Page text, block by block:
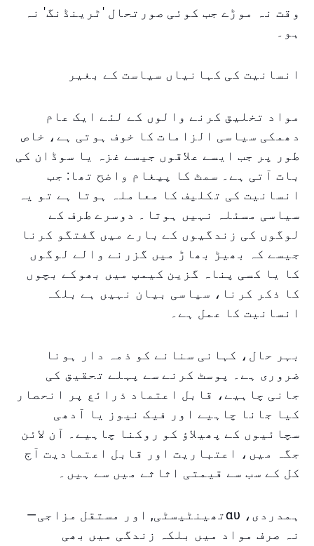
وقت نہ موڑے جب کوئی صورتحال 'ٹرینڈنگ' نہ
ہو۔
انسانیت کی کہانیاں سیاست کے بغیر
مواد تخلیق کرنے والوں کے لئے ایک عام
دھمکی سیاسی الزامات کا خوف ہوتی ہے، خاص
طور پر جب ایسے علاقوں جیسے غزہ یا سوڈان کی
بات آتی ہے۔ سمٹ کا پیغام واضح تھا: جب
انسانیت کی تکلیف کا معاملہ ہوتا ہے تو یہ
سیاسی مسئلہ نہیں ہوتا۔ دوسرے طرف کے
لوگوں کی زندگیوں کے بارے میں گفتگو کرنا
جیسے کہ بھیڑ بھاڑ میں گزرنے والے لوگوں
کا یا کسی پناہ گزین کیمپ میں بھوکے بچوں
کا ذکر کرنا، سیاسی بیان نہیں ہے بلکہ
انسانیت کا عمل ہے۔
بہر حال، کہانی سنانے کو ذمہ دار ہونا
ضروری ہے۔ پوسٹ کرنے سے پہلے تحقیق کی
جانی چاہیے، قابل اعتماد ذرائع پر انحصار
کیا جانا چاہیے اور فیک نیوز یا آدھی
سچائیوں کے پھیلاﺅ کو روکنا چاہیے۔ آن لائن
جگہ میں، اعتباریت اور قابل اعتمادیت آج
کل کے سب سے قیمتی اثاثے میں سے ہیں۔
ہمدردی، αυتھینٹیسٹی, اور مستقل مزاجی—
نہ صرف مواد میں بلکہ زندگی میں بھی